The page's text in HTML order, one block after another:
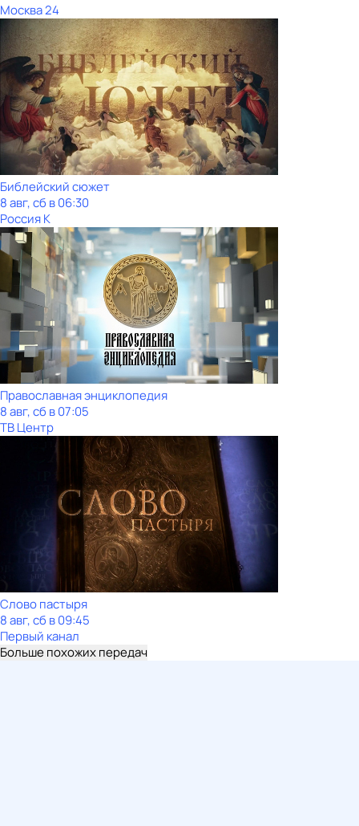
Москва 24
Библейский сюжет
8 авг, сб в 06:30
Россия К
Православная энциклопедия
8 авг, сб в 07:05
ТВ Центр
Слово пастыря
8 авг, сб в 09:45
Первый канал
Больше похожих передач